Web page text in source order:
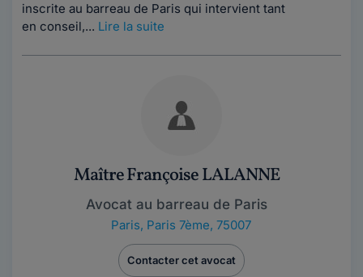
inscrite au barreau de Paris qui intervient tant
en conseil,... Lire la suite
Maître Françoise LALANNE
Avocat au barreau de Paris
Paris, Paris 7ème, 75007
Contacter cet avocat